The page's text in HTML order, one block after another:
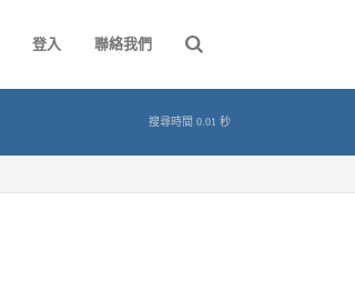
登入 聯絡我們
搜尋時間 0.01 秒